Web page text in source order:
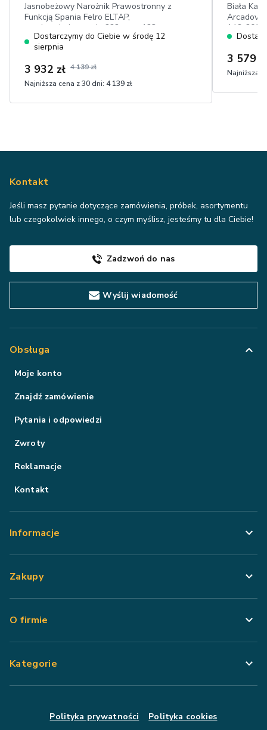
Jasnobeżowy Narożnik Prawostronny z
Funkcją Spania Felro ELTAP,
powierzchnia spania 222 cm × 123 cm,
pojemnik na pościel, ruchome
zagłówki, wysokie nóżki, przyjemny w
Dostarczymy do Ciebie w środę 12
sierpnia
3 932 zł 4 139 zł
Najniższa cena z 30 dni: 4 139 zł
Biała
Arcadova
146x200
elementy
3 579
Najniższa
Kontakt
Jeśli masz pytanie dotyczące zamówienia, próbek, asortymentu
lub czegokolwiek innego, o czym myślisz, jesteśmy tu dla Ciebie!
Zadzwoń do nas
Wyślij wiadomość
Obsługa
Moje konto
Znajdź zamówienie
Pytania i odpowiedzi
Zwroty
Reklamacje
Kontakt
Informacje
Zakupy
O firmie
Kategorie
Polityka prywatności
Polityka cookies